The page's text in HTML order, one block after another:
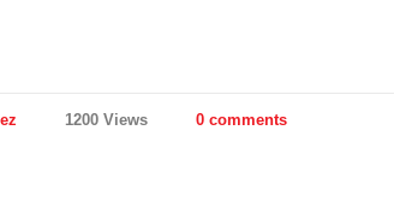
1200 Views 0 comments